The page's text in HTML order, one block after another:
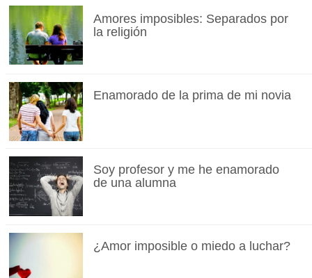
Amores imposibles: Separados por
la religión
Enamorado de la prima de mi novia
Soy profesor y me he enamorado
de una alumna
¿Amor imposible o miedo a luchar?